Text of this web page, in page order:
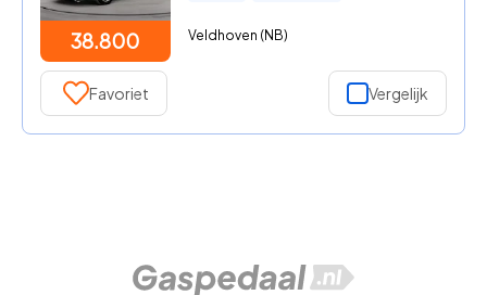
38.800 Veldhoven (NB)
Favoriet Vergelijk